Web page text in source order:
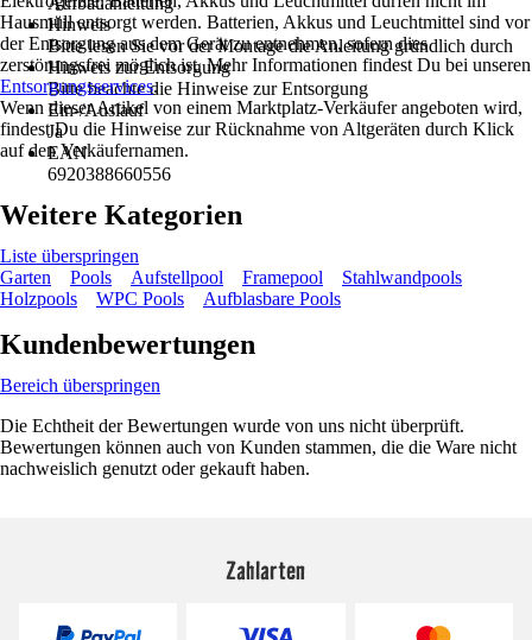
Hinweis
Bitte lesen Sie vor der Montage die Anleitung gründlich durch
Hinweis zur Entsorgung
Bitte beachte die Hinweise zur Entsorgung
Ein-/Auslauf
Ja
EAN
6920388660556
Hausmüll entsorgt werden. Batterien, Akkus und Leuchtmittel sind vor
der Entsorgung aus dem Gerät zu entnehmen, sofern dies
zerstörungsfrei möglich ist. Mehr Informationen findest Du bei unseren
Entsorgungsservices.
Wenn dieser Artikel von einem Marktplatz-Verkäufer angeboten wird,
findest Du die Hinweise zur Rücknahme von Altgeräten durch Klick
auf den Verkäufernamen.
Weitere Kategorien
Liste überspringen
Garten
Pools Aufstellpool Framepool
Stahlwandpools
Holzpools
WPC Pools Aufblasbare Pools
Kundenbewertungen
Bereich überspringen
Die Echtheit der Bewertungen wurde von uns nicht überprüft.
Bewertungen können auch von Kunden stammen, die die Ware nicht
nachweislich genutzt oder gekauft haben.
Zahlarten